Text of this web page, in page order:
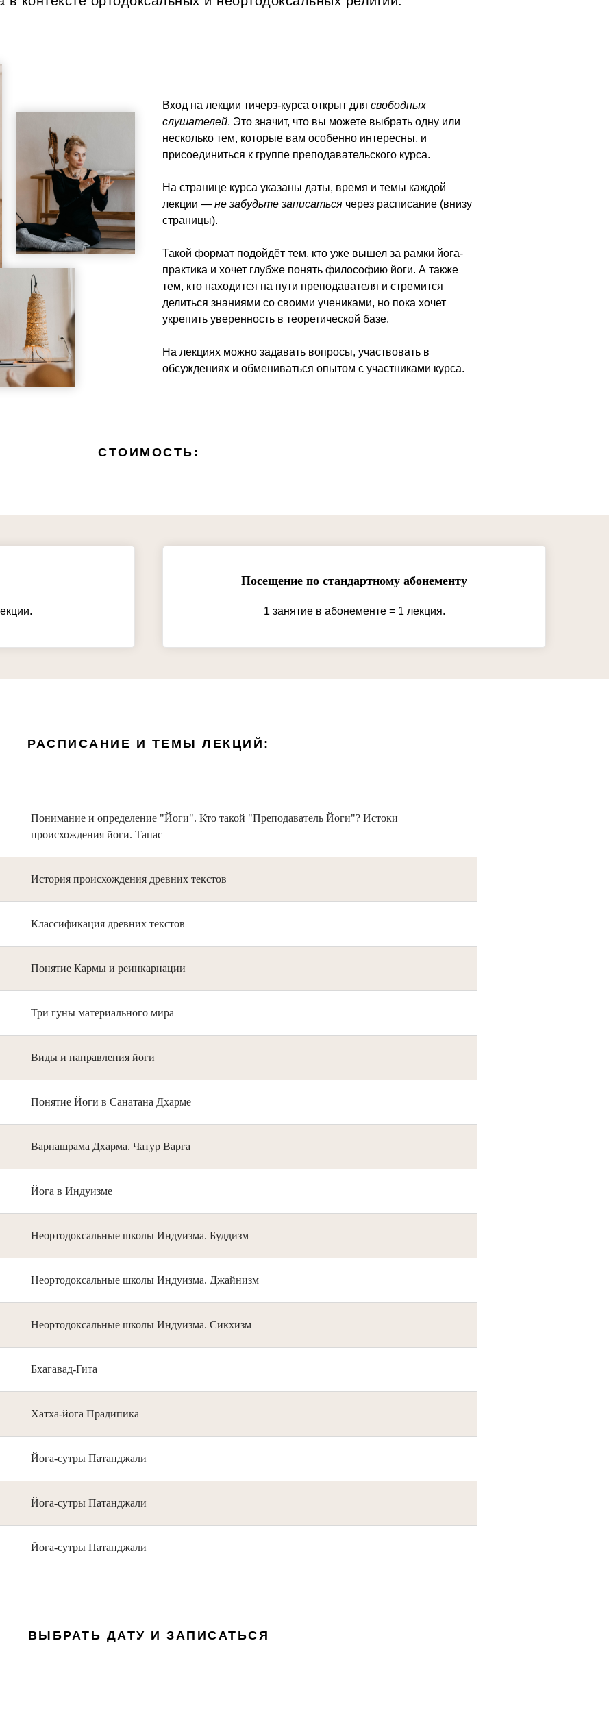
Вход на лекции тичерз-курса открыт для свободных
слушателей. Это значит, что вы можете выбрать одну или
несколько тем, которые вам особенно интересны, и
присоединиться к группе преподавательского курса.
На странице курса указаны даты, время и темы каждой
лекции — не забудьте записаться через расписание (внизу
страницы).
Такой формат подойдёт тем, кто уже вышел за рамки йога-
практика и хочет глубже понять философию йоги. А также
тем, кто находится на пути преподавателя и стремится
делиться знаниями со своими учениками, но пока хочет
укрепить уверенность в теоретической базе.
На лекциях можно задавать вопросы, участвовать в
обсуждениях и обмениваться опытом с участниками курса.
СТОИМОСТЬ:
Посещение по стандартному абонементу
1 занятие в абонементе = 1 лекция.
РАСПИСАНИЕ И ТЕМЫ ЛЕКЦИЙ:
Понимание и определение "Йоги". Кто такой "Преподаватель Йоги"? Истоки
происхождения йоги. Тапас
История происхождения древних текстов
Классификация древних текстов
Понятие Кармы и реинкарнации
Три гуны материального мира
Виды и направления йоги
Понятие Йоги в Санатана Дхарме
Варнашрама Дхарма. Чатур Варга
Йога в Индуизме
Неортодоксальные школы Индуизма. Буддизм
Неортодоксальные школы Индуизма. Джайнизм
Неортодоксальные школы Индуизма. Сикхизм
Бхагавад-Гита
Хатха-йога Прадипика
Йога-сутры Патанджали
Йога-сутры Патанджали
Йога-сутры Патанджали
ВЫБРАТЬ ДАТУ И ЗАПИСАТЬСЯ